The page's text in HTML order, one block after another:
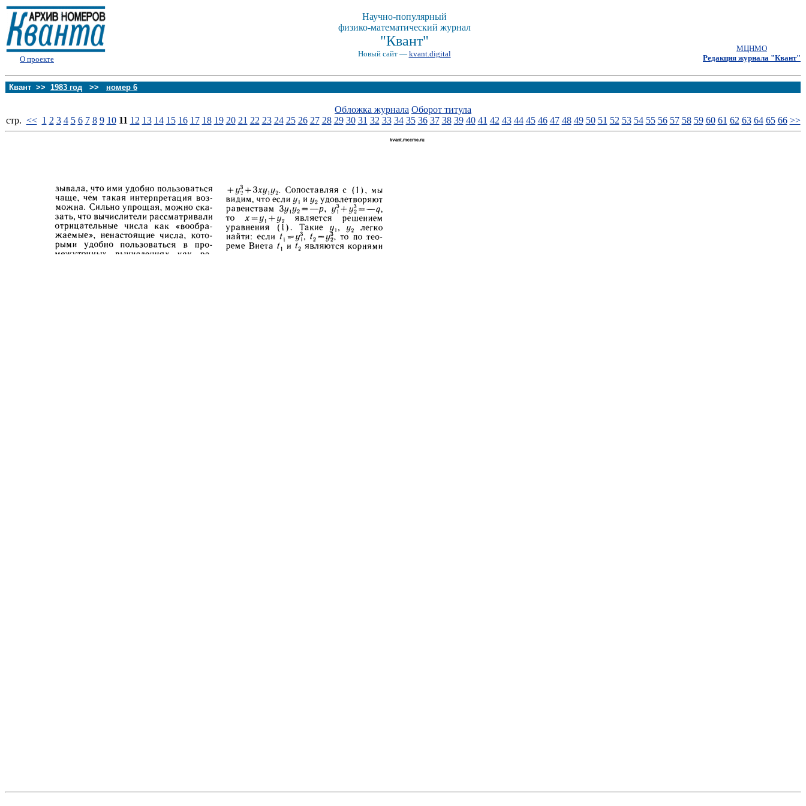
О проекте
Научно-популярный
физико-математический журнал
"Квант"
Новый сайт — kvant.digital
МЦНМО
Редакция журнала "Квант"
Квант >> 1983 год >> номер 6
Обложка журнала Оборот титула
стp. << 1 2 3 4 5 6 7 8 9 10 11 12 13 14 15 16 17 18 19 20 21 22 23 24 25 26 27 28 29 30 31 32 33 34 35 36 37 38 39 40 41 42 43 44 45 46 47 48 49 50 51 52 53 54 55 56 57 58 59 60 61 62 63 64 65 66 >>